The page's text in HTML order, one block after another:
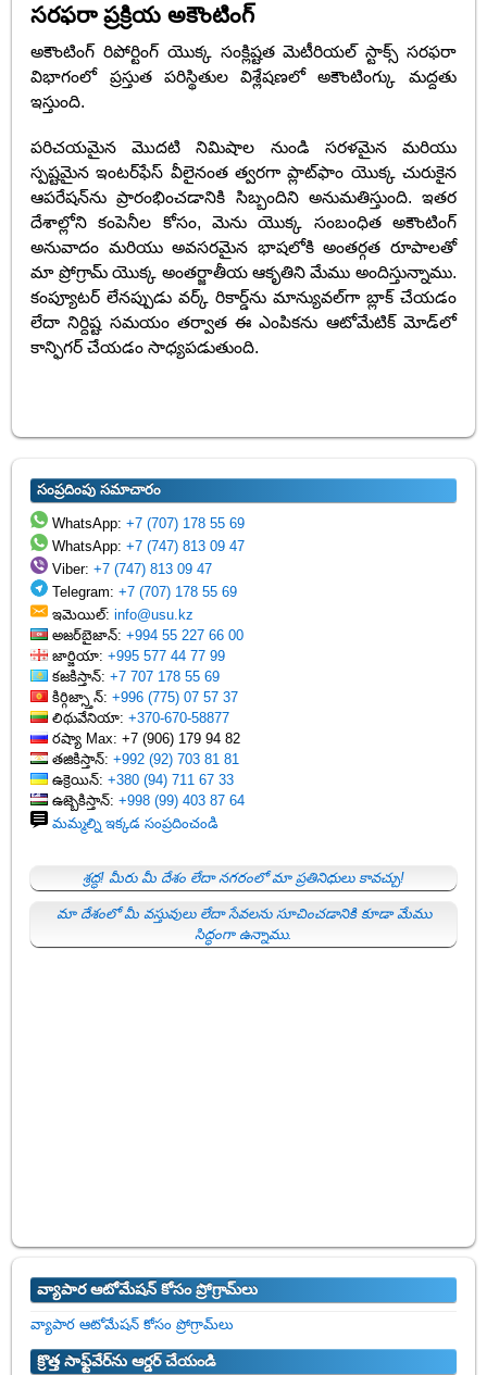
సరఫరా ప్రక్రియ అకౌంటింగ్
అకౌంటింగ్ రిపోర్టింగ్ యొక్క సంక్లిష్టత మెటీరియల్ స్టాక్స్ సరఫరా
విభాగంలో ప్రస్తుత పరిస్థితుల విశ్లేషణలో అకౌంటింగ్కు మద్దతు
ఇస్తుంది.
పరిచయమైన మొదటి నిమిషాల నుండి సరళమైన మరియు
స్పష్టమైన ఇంటర్‌ఫేస్ వీలైనంత త్వరగా ప్లాట్‌ఫాం యొక్క చురుకైన
ఆపరేషన్‌ను ప్రారంభించడానికి సిబ్బందిని అనుమతిస్తుంది. ఇతర
దేశాల్లోని కంపెనీల కోసం, మెను యొక్క సంబంధిత అకౌంటింగ్
అనువాదం మరియు అవసరమైన భాషలోకి అంతర్గత రూపాలతో
మా ప్రోగ్రామ్ యొక్క అంతర్జాతీయ ఆకృతిని మేము అందిస్తున్నాము.
కంప్యూటర్ లేనప్పుడు వర్క్ రికార్డ్‌ను మాన్యువల్‌గా బ్లాక్ చేయడం
లేదా నిర్దిష్ట సమయం తర్వాత ఈ ఎంపికను ఆటోమేటిక్ మోడ్‌లో
కాన్ఫిగర్ చేయడం సాధ్యపడుతుంది.
సంప్రదింపు సమాచారం
WhatsApp:+7 (707) 178 55 69
WhatsApp:+7 (747) 813 09 47
Viber:+7 (747) 813 09 47
Telegram:+7 (707) 178 55 69
ఇమెయిల్:info@usu.kz
అజర్‌బైజాన్:+994 55 227 66 00
జార్జియా:+995 577 44 77 99
కజకిస్తాన్:+7 707 178 55 69
కిర్గిజ్స్తాన్:+996 (775) 07 57 37
లిథువేనియా:+370-670-58877
రష్యా Max: +7 (906) 179 94 82
తజికిస్తాన్:+992 (92) 703 81 81
ఉక్రెయిన్:+380 (94) 711 67 33
ఉజ్బెకిస్తాన్:+998 (99) 403 87 64
మమ్మల్ని ఇక్కడ సంప్రదించండి
శ్రద్ధ! మీరు మీ దేశం లేదా నగరంలో మా ప్రతినిధులు కావచ్చు!
మా దేశంలో మీ వస్తువులు లేదా సేవలను సూచించడానికి కూడా మేము
సిద్ధంగా ఉన్నాము.
వ్యాపార ఆటోమేషన్ కోసం ప్రోగ్రామ్‌లు
వ్యాపార ఆటోమేషన్ కోసం ప్రోగ్రామ్‌లు
క్రొత్త సాఫ్ట్‌వేర్‌ను ఆర్డర్ చేయండి